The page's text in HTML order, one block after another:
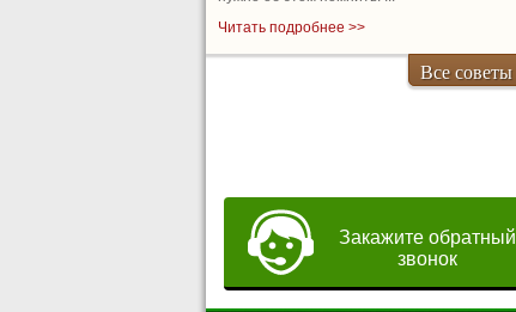
Читать подробнее >>
Все советы
Закажите обратный
звонок